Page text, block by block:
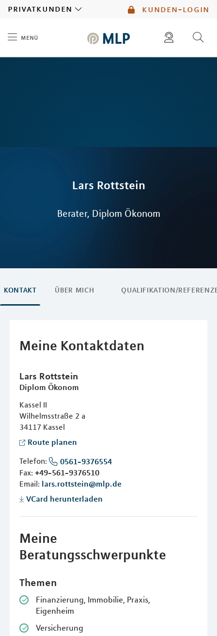
kunden-login
privatkunden
menü
Lars Rottstein
Berater, Diplom Ökonom
KONTAKT ÜBER MICH QUALIFIKATION/
Meine Kontaktdaten
Lars Rottstein
Diplom Ökonom
Kassel II
Wilhelmsstraße 2 a
34117 Kassel
Route planen
Telefon:
0561-9376554
Fax: +49-561-9376510
Email: lars.rottstein@mlp.de
VCard herunterladen
Meine
Beratungsschwerpunkte
Themen
Finanzierung, Immobilie, Praxis,
Eigenheim
Versicherung